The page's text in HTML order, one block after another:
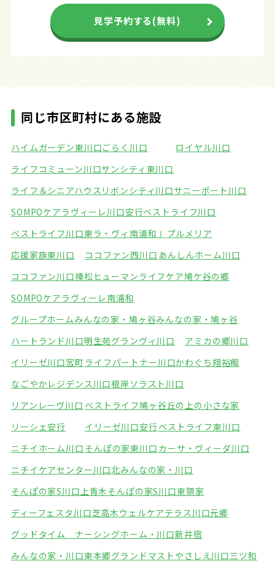
見学予約する(無料)
同じ市区町村にある施設
ハイムガーデン東川口ごらく川口
ロイヤル川口
ライフコミューン川口サンシティ東川口
ライフ＆シニアハウスリボンシティ川口サニーポート川口
SOMPOケアラヴィーレ川口安行ベストライフ川口
ベストライフ川口東ラ・ヴィ南浦和Ⅰ プルメリア
応援家族東川口
ココファン西川口 あんしんホーム川口
ココファン川口榛松 ヒューマンライフケア鳩ケ谷の郷
SOMPOケアラヴィーレ南浦和
グループホームみんなの家・鳩ヶ谷みんなの家・鳩ヶ谷
ハートランド川口明生苑グランヴィ川口
アミカの郷川口
イリーゼ川口宮町 ライフパートナー川口かわぐち翔裕館
なごやかレジデンス川口根岸ソラスト川口
リアンレーヴ川口 ベストライフ鳩ヶ谷丘の上の小さな家
リーシェ安行
イリーゼ川口安行ベストライフ東川口
ニチイホーム川口 そんぽの家東川口 カーサ・ヴィーダ川口
ニチイケアセンター川口北みんなの家・川口
そんぽの家S川口上青木そんぽの家S川口東領家
ディーフェスタ川口芝高木 ウェルケアテラス川口元郷
グッドタイム ナーシングホーム・川口新井宿
みんなの家・川口東本郷グランドマストやさしえ川口三ツ和